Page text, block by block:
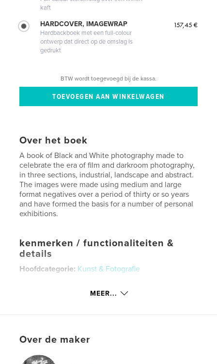
kaft
HARDCOVER, IMAGEWRAP
Hardbackboek met een full-colour
ontwerp dat direct op de omslag is
gedrukt
157,45 €
BTW wordt toegevoegd bij de kassa.
Over het boek
A book of Black and White photography made to
celebrate the era of film and darkroom photography,
in three sections, industrial, landscape and abstract.
The images were made using medium and large
format negatives over a period of thirty or so years
and have formed the basis for a number of personal
exhibitions.
kenmerken / functionaliteiten &
details
Hoofdcategorie: Kunst & Fotografie
Trefwoorden
MEER...
Over de maker